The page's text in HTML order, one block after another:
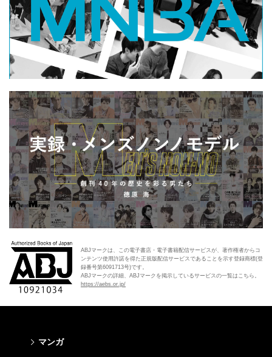
ABJマークは、この電子書店・電子書籍配信サービスが、著作権者からコ
ンテンツ使用許諾を得た正規版配信サービスであることを示す登録商標(登
録番号第6091713号)です。
ABJマークの詳細、ABJマークを掲示しているサービスの一覧はこちら。
https://aebs.or.jp/
マンガ